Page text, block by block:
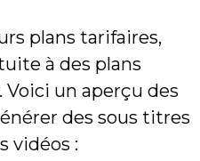
plans tarifaires,
à des plans
un aperçu des
des sous titres
vidéos :